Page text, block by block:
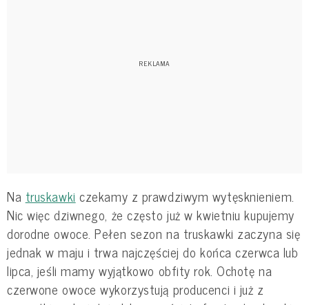
Na truskawki czekamy z prawdziwym wytęsknieniem.
Nic więc dziwnego, że często już w kwietniu kupujemy
dorodne owoce. Pełen sezon na truskawki zaczyna się
jednak w maju i trwa najczęściej do końca czerwca lub
lipca, jeśli mamy wyjątkowo obfity rok. Ochotę na
czerwone owoce wykorzystują producenci i już z